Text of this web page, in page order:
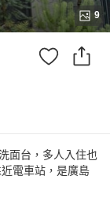
9
面台，多人入住也
電車站，是廣島